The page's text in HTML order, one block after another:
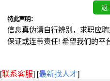
特此声明：
信息真伪请自行辨别，求职应
保证或连带责任! 希望我们的平
[联系客服] [最新找人才]